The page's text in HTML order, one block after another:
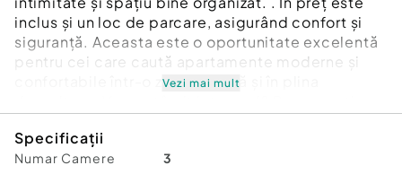
inclus și un loc de parcare, asigurând confort și
siguranță. Aceasta este o oportunitate excelentă
pentru cei care caută apartamente moderne și
confortabile într-o zonă liniștită și în plina
Cod ofertă / ID BLITZ: P135076
Id intern: P135076
Vezi mai mult
Specificații
Numar Camere 3